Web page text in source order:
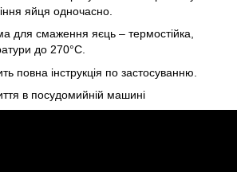
яйця одночасно.
для смаження яєць – термостійка,
до 270°C.
повна інструкція по застосуванню.
в посудомийній машині